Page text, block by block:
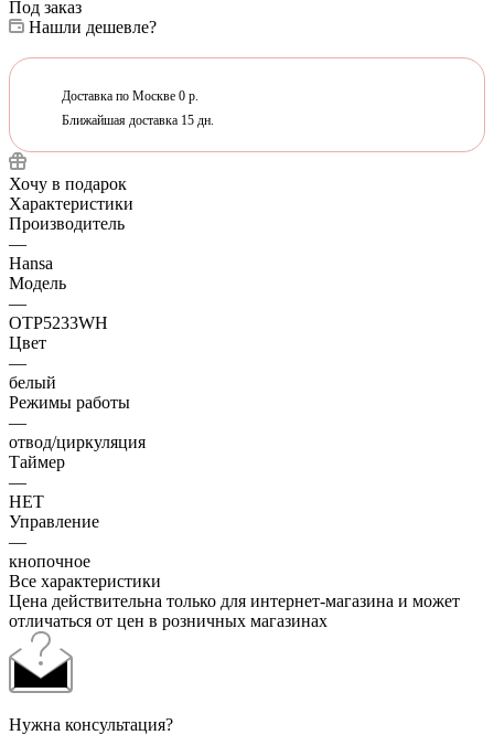
Под заказ
Нашли дешевле?
Доставка по Москве 0 р.
Ближайшая доставка 15 дн.
Хочу в подарок
Характеристики
Производитель
—
Hansa
Модель
—
OTP5233WH
Цвет
—
белый
Режимы работы
—
отвод/циркуляция
Таймер
—
НЕТ
Управление
—
кнопочное
Все характеристики
Цена действительна только для интернет-магазина и может
отличаться от цен в розничных магазинах
Нужна консультация?